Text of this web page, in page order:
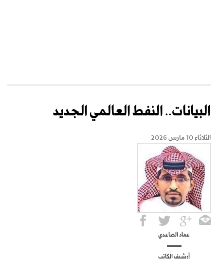
البيانات.. النفط العالمي الجديد
الثلاثاء 10 مارس 2026
عماد الصاعدي
أرشيف الكاتب